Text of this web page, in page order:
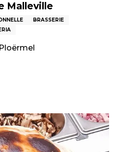
Malleville
BRASSERIE